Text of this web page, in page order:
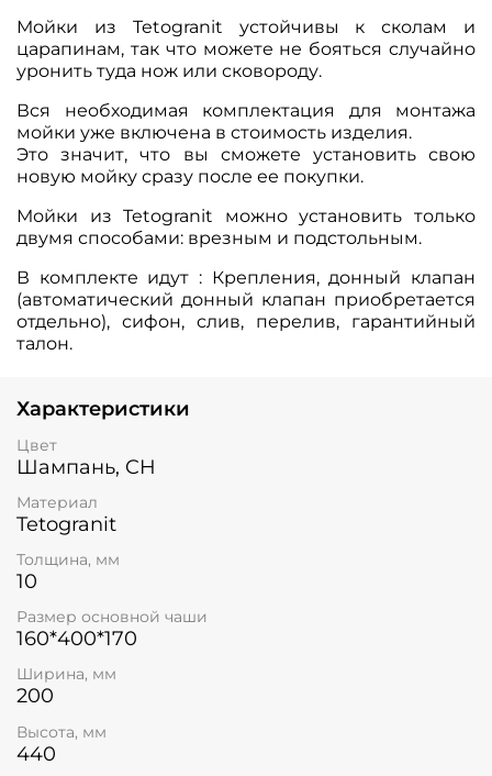
Мойки из Tetogranit устойчивы к сколам и
царапинам, так что можете не бояться случайно
уронить туда нож или сковороду.
Вся необходимая комплектация для монтажа
мойки уже включена в стоимость изделия.
Это значит, что вы сможете установить свою
новую мойку сразу после ее покупки.
Мойки из Tetogranit можно установить только
двумя способами: врезным и подстольным.
В комплекте идут : Крепления, донный клапан
(автоматический донный клапан приобретается
отдельно), сифон, слив, перелив, гарантийный
талон.
Характеристики
Цвет
Шампань, CH
Материал
Tetogranit
Толщина, мм
10
Размер основной чаши
160*400*170
Ширина, мм
200
Высота, мм
440